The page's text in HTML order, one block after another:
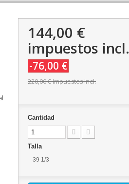
144,00 €
impuestos incl.
-76,00 €
220,00 €impuestos incl.
Cantidad
Talla
39 1/3